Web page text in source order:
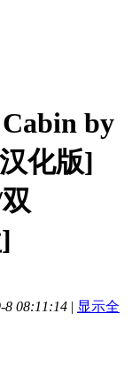
by
化版]
08:11:14 | 显示全